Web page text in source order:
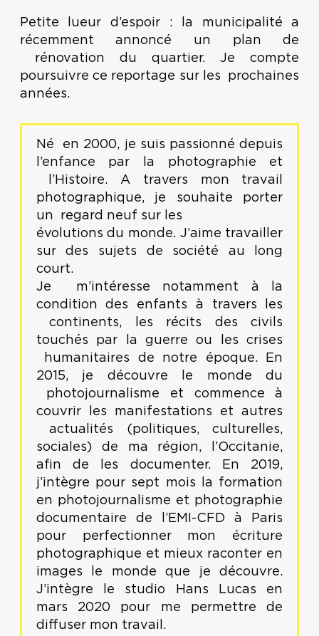
Petite lueur d’espoir : la municipalité a
récemment annoncé un plan de
rénovation du quartier. Je compte
poursuivre ce reportage sur les prochaines
années.
Né en 2000, je suis passionné depuis
l’enfance par la photographie et
l’Histoire. A travers mon travail
photographique, je souhaite porter
un regard neuf sur les
évolutions du monde. J’aime travailler
sur des sujets de société au long
court.
Je m’intéresse notamment à la
condition des enfants à travers les
continents, les récits des civils
touchés par la guerre ou les crises
humanitaires de notre époque. En
2015, je découvre le monde du
photojournalisme et commence à
couvrir les manifestations et autres
actualités (politiques, culturelles,
sociales) de ma région, l’Occitanie,
afin de les documenter. En 2019,
j’intègre pour sept mois la formation
en photojournalisme et photographie
documentaire de l’EMI-CFD à Paris
pour perfectionner mon écriture
photographique et mieux raconter en
images le monde que je découvre.
J’intègre le studio Hans Lucas en
mars 2020 pour me permettre de
diffuser mon travail.